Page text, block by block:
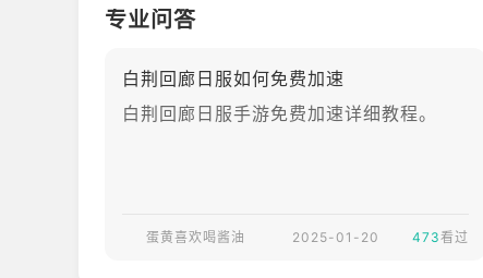
专业问答
白荆回廊日服如何免费加速
白荆回廊日服手游免费加速详细教程。
蛋黄喜欢喝酱油 2025-01-20 473看过